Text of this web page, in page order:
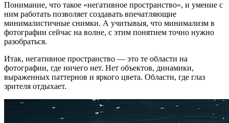
Понимание, что такое «негативное пространство», и умение с
ним работать позволяет создавать впечатляющие
минималистичные снимки. А учитывыя, что минимализм в
фотографии сейчас на волне, с этим понятием точно нужно
разобраться.
Итак, негативное пространство — это те области на
фотографии, где ничего нет. Нет объектов, динамики,
выраженных паттернов и яркого цвета. Области, где глаз
зрителя отдыхает.